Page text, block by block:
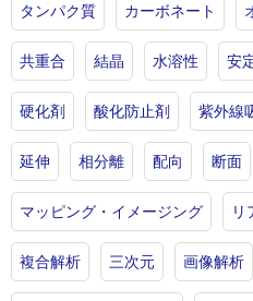
タンパク質 カーボネート
共重合 結晶 水溶性 安
硬化剤 酸化防止剤 紫外線
延伸 相分離 配向 断面
マッピング・イメージング リ
複合解析 三次元 画像解析